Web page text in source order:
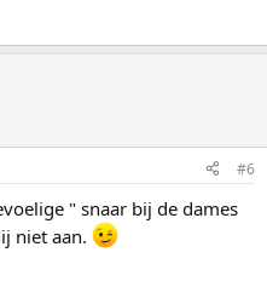
#6
" snaar bij de dames
niet aan.